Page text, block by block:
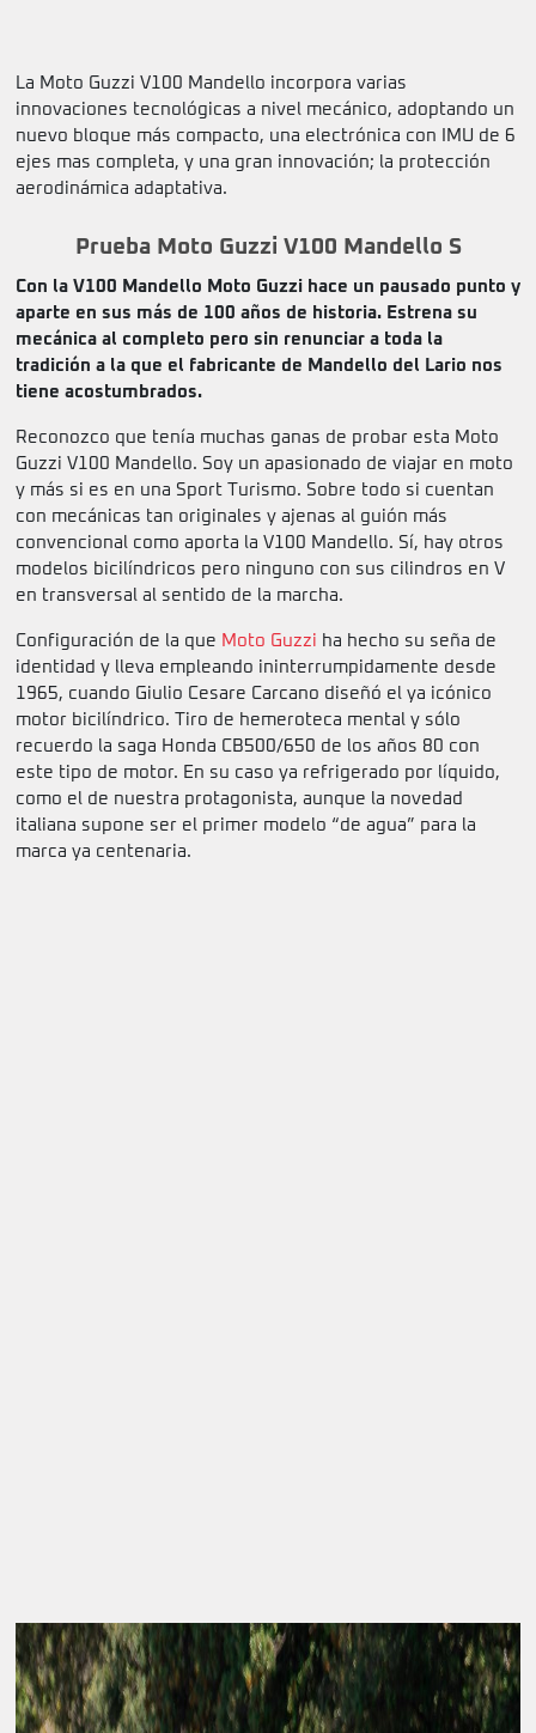
La Moto Guzzi V100 Mandello incorpora varias
innovaciones tecnológicas a nivel mecánico, adoptando un
nuevo bloque más compacto, una electrónica con IMU de 6
ejes mas completa, y una gran innovación; la protección
aerodinámica adaptativa.
Prueba Moto Guzzi V100 Mandello S
Con la V100 Mandello Moto Guzzi hace un pausado punto y
aparte en sus más de 100 años de historia. Estrena su
mecánica al completo pero sin renunciar a toda la
tradición a la que el fabricante de Mandello del Lario nos
tiene acostumbrados.
Reconozco que tenía muchas ganas de probar esta Moto
Guzzi V100 Mandello. Soy un apasionado de viajar en moto
y más si es en una Sport Turismo. Sobre todo si cuentan
con mecánicas tan originales y ajenas al guión más
convencional como aporta la V100 Mandello. Sí, hay otros
modelos bicilíndricos pero ninguno con sus cilindros en V
en transversal al sentido de la marcha.
Configuración de la que Moto Guzzi ha hecho su seña de
identidad y lleva empleando ininterrumpidamente desde
1965, cuando Giulio Cesare Carcano diseñó el ya icónico
motor bicilíndrico. Tiro de hemeroteca mental y sólo
recuerdo la saga Honda CB500/650 de los años 80 con
este tipo de motor. En su caso ya refrigerado por líquido,
como el de nuestra protagonista, aunque la novedad
italiana supone ser el primer modelo “de agua” para la
marca ya centenaria.